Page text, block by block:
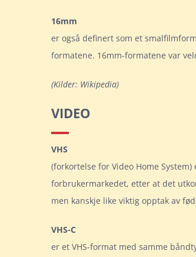
16mm
er også definert som et
formatene. 16mm-formatene var
(Kilder: Wikipedia)
VIDEO
VHS
(forkortelse for Video Home
forbrukermarkedet, etter at det
men kanskje like viktig opptak av
VHS-C
er et VHS-format med samme